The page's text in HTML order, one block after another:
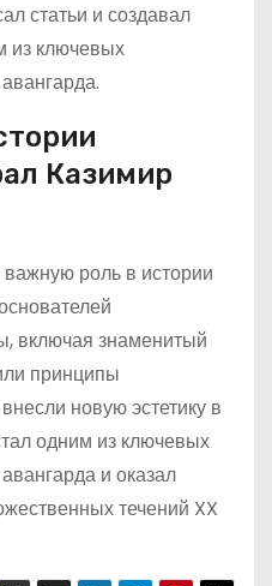
статьи и создавал
из ключевых
Казимир
роль в истории
включая знаменитый
принципы
новую эстетику в
одним из ключевых
и оказал
течений XX